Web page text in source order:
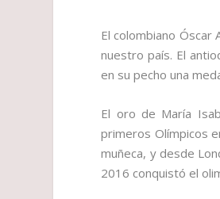
El colombiano Óscar
nuestro país. El
en su pecho una
El oro de María
primeros Olímpicos
muñeca, y desde
2016 conquistó el